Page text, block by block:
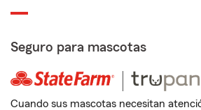
Seguro para mascotas
Cuando sus mascotas necesitan